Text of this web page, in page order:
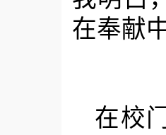
在奉献
在校